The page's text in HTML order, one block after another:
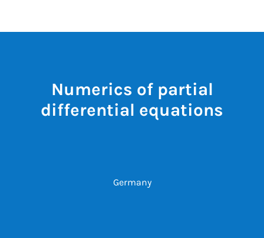
Numerics of partial
differential equations
Germany